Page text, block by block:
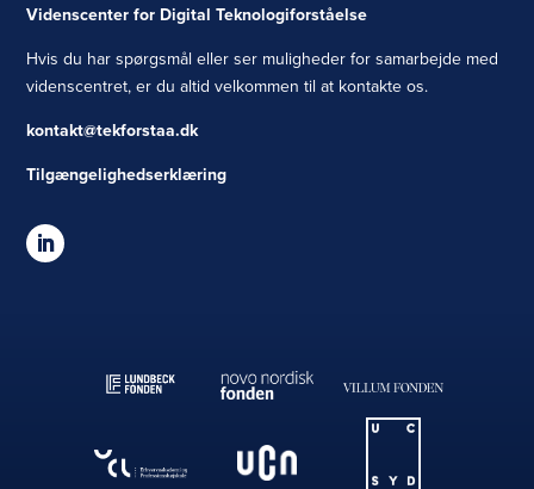
Videnscenter for Digital Teknologiforståelse
Hvis du har spørgsmål eller ser muligheder for samarbejde med
videnscentret, er du altid velkommen til at kontakte os.
kontakt@tekforstaa.dk
Tilgængelighedserklæring